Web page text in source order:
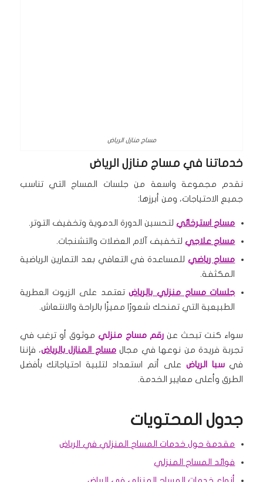
مساج منازل الرياض
خدماتنا في مساج منازل الرياض
نقدم مجموعة واسعة من جلسات المساج التي تناسب
جميع الاحتياجات، ومن أبرزها:
مساج استرخائيلتحسين الدورة الدموية وتخفيف التوتر.
مساج علاجيلتخفيف آلام العضلات والتشنجات.
مساج رياضيللمساعدة في التعافي بعد التمارين الرياضية
المكثفة.
جلسات مساج منزلي بالرياضتعتمد على الزيوت العطرية
الطبيعية التي تمنحك شعورًا مميزًا بالراحة والانتعاش.
سواء كنت تبحث عنرقم مساج منزليموثوق أو ترغب في
تجربة فريدة من نوعها في مجالمساج المنازل بالرياض، فإننا
فيسبا الرياض على أتم استعداد لتلبية احتياجاتك بأفضل
الطرق وأعلى معايير الخدمة.
جدول المحتويات
مقدمة حول خدمات المساج المنزلي في الرياض
فوائد المساج المنزلي